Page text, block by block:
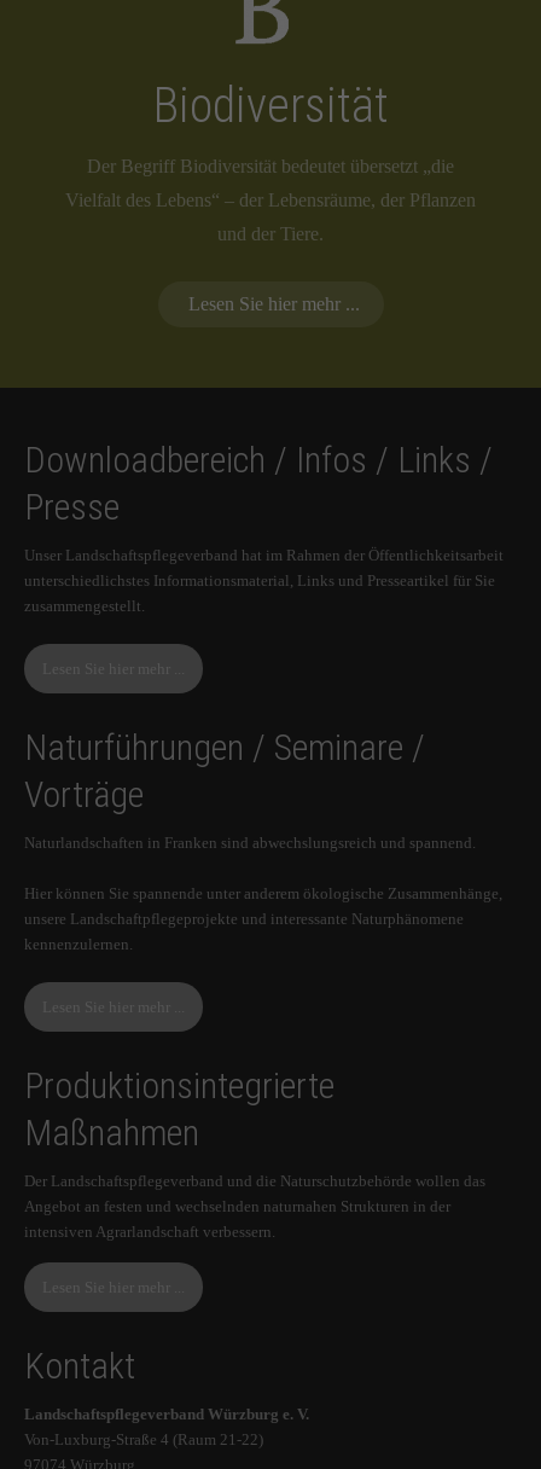
Biodiversität
Der Begriff Biodiversität bedeutet übersetzt „die
Vielfalt des Lebens“ – der Lebensräume, der Pflanzen
und der Tiere.
Lesen Sie hier mehr ...
Downloadbereich / Infos / Links /
Presse
Unser Landschaftspflegeverband hat im Rahmen der Öffentlichkeitsarbeit
unterschiedlichstes Informationsmaterial, Links und Presseartikel für Sie
zusammengestellt.
Lesen Sie hier mehr ...
Naturführungen / Seminare /
Vorträge
Naturlandschaften in Franken sind abwechslungsreich und spannend.
Hier können Sie spannende unter anderem ökologische Zusammenhänge,
unsere Landschaftpflegeprojekte und interessante Naturphänomene
kennenzulernen.
Lesen Sie hier mehr ...
Produktionsintegrierte
Maßnahmen
Der Landschaftspflegeverband und die Naturschutzbehörde wollen das
Angebot an festen und wechselnden naturnahen Strukturen in der
intensiven Agrarlandschaft verbessern.
Lesen Sie hier mehr ...
Kontakt
Landschaftspflegeverband Würzburg e. V.
Von-Luxburg-Straße 4 (Raum 21-22)
97074 Würzburg